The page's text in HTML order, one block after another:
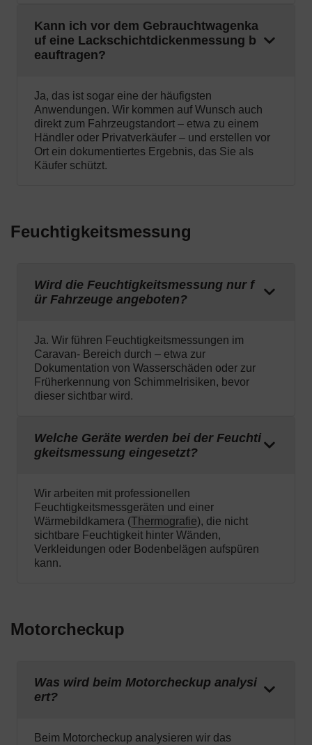
Kann ich vor dem Gebrauchtwagenka
uf eine Lackschichtdickenmessung b
eauftragen?
Ja, das ist sogar eine der häufigsten
Anwendungen. Wir kommen auf Wunsch auch
direkt zum Fahrzeugstandort – etwa zu einem
Händler oder Privatverkäufer – und erstellen vor
Ort ein dokumentiertes Ergebnis, das Sie als
Käufer schützt.
Feuchtigkeitsmessung
Wird die Feuchtigkeitsmessung nur f
ür Fahrzeuge angeboten?
Ja. Wir führen Feuchtigkeitsmessungen im
Caravan- Bereich durch – etwa zur
Dokumentation von Wasserschäden oder zur
Früherkennung von Schimmelrisiken, bevor
dieser sichtbar wird.
Welche Geräte werden bei der Feuchti
gkeitsmessung eingesetzt?
Wir arbeiten mit professionellen
Feuchtigkeitsmessgeräten und einer
Wärmebildkamera (Thermografie), die nicht
sichtbare Feuchtigkeit hinter Wänden,
Verkleidungen oder Bodenbelägen aufspüren
kann.
Motorcheckup
Was wird beim Motorcheckup analysi
ert?
Beim Motorcheckup analysieren wir das